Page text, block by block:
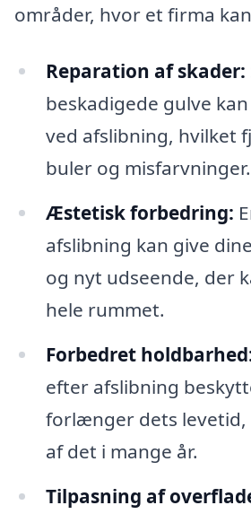
områder, hvor et firma
Reparation af skader:
beskadigede gulve
ved afslibning, hvilket
buler og misfarvninger.
Æstetisk forbedring:
afslibning kan give
og nyt udseende, der
hele rummet.
Forbedret
efter afslibning
forlænger dets
af det i mange år.
Tilpasning af